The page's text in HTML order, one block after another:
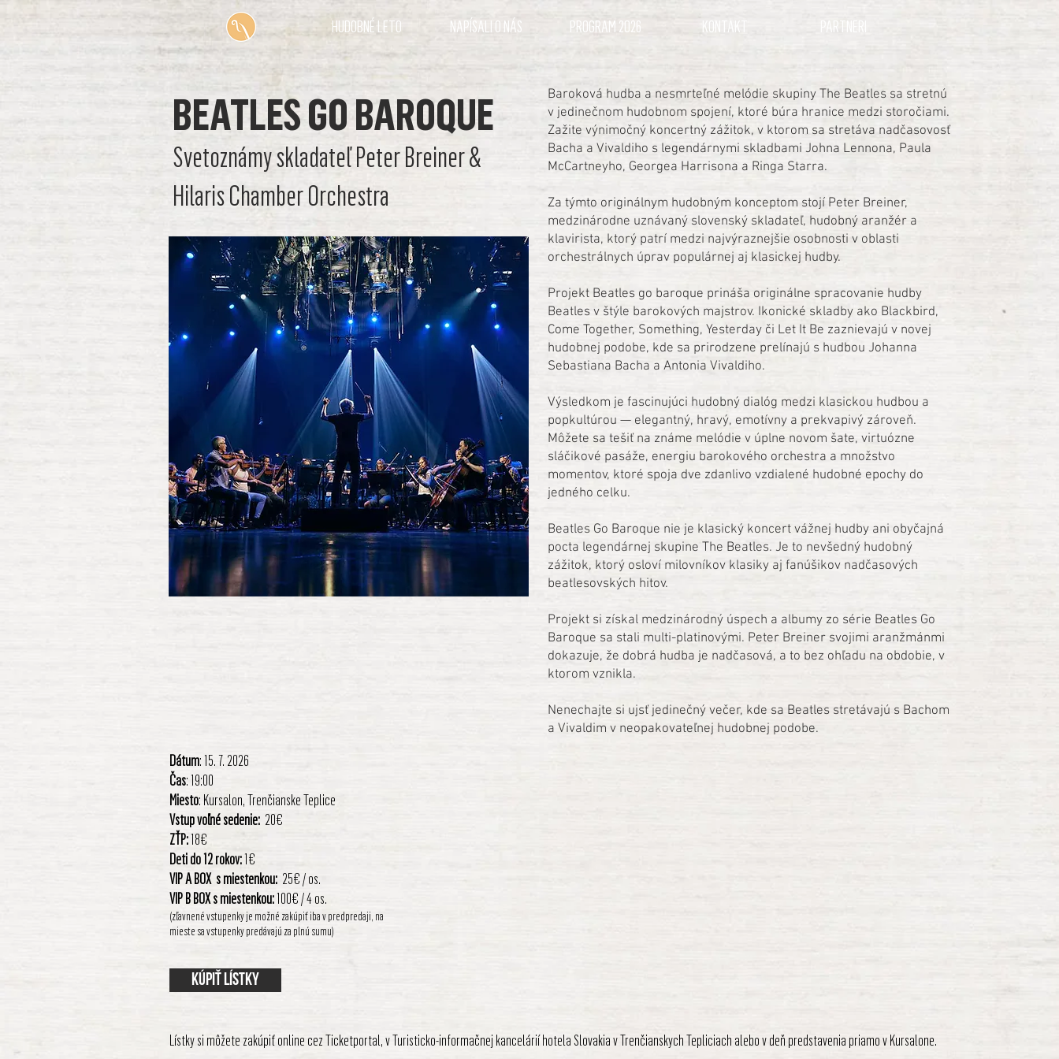
HUDOBNÉ LETO NAPÍSALI O NÁS PROGRAM 2026 KONTAKT PARTNERI
Svetoznámy skladateľ Peter Breiner &
Hilaris Chamber Orchestra
BEATLES GO BAROQUE
Baroková hudba a nesmrteľné melódie skupiny The Beatles sa stretnú
v jedinečnom hudobnom spojení, ktoré búra hranice medzi storočiami.
Zažite výnimočný koncertný zážitok, v ktorom sa stretáva nadčasovosť
Bacha a Vivaldiho s legendárnymi skladbami Johna Lennona, Paula
McCartneyho, Georgea Harrisona a Ringa Starra.
Za týmto originálnym hudobným konceptom stojí Peter Breiner,
medzinárodne uznávaný slovenský skladateľ, hudobný aranžér a
klavirista, ktorý patrí medzi najvýraznejšie osobnosti v oblasti
orchestrálnych úprav populárnej aj klasickej hudby.
Projekt Beatles go baroque prináša originálne spracovanie hudby
Beatles v štýle barokových majstrov. Ikonické skladby ako Blackbird,
Come Together, Something, Yesterday či Let It Be zaznievajú v novej
hudobnej podobe, kde sa prirodzene prelínajú s hudbou Johanna
Sebastiana Bacha a Antonia Vivaldiho.
Výsledkom je fascinujúci hudobný dialóg medzi klasickou hudbou a
popkultúrou — elegantný, hravý, emotívny a prekvapivý zároveň.
Môžete sa tešiť na známe melódie v úplne novom šate, virtuózne
sláčikové pasáže, energiu barokového orchestra a množstvo
momentov, ktoré spoja dve zdanlivo vzdialené hudobné epochy do
jedného celku.
Beatles Go Baroque nie je klasický koncert vážnej hudby ani obyčajná
pocta legendárnej skupine The Beatles. Je to nevšedný hudobný
zážitok, ktorý osloví milovníkov klasiky aj fanúšikov nadčasových
beatlesovských hitov.
Projekt si získal medzinárodný úspech a albumy zo série Beatles Go
Baroque sa stali multi-platinovými. Peter Breiner svojimi aranžmánmi
dokazuje, že dobrá hudba je nadčasová, a to bez ohľadu na obdobie, v
ktorom vznikla.
Nenechajte si ujsť jedinečný večer, kde sa Beatles stretávajú s Bachom
a Vivaldim v neopakovateľnej hudobnej podobe.
Dátum: 15. 7. 2026
Čas: 19:00
Miesto: Kursalon, Trenčianske Teplice
Vstup voľné sedenie: 20€
ZŤP:18€
Deti do 12 rokov:1€
VIP A BOX s miestenkou: 25€ / os.
VIP B BOX s miestenkou:100€ / 4 os.
(zľavnené vstupenky je možné zakúpiť iba v predpredaji, na
mieste sa vstupenky predávajú za plnú sumu)
Kúpiť lístky
Lístky si môžete zakúpiť online cez Ticketportal, vTuristicko-informačnej kancelárií hotela Slovakia v Trenčianskych Tepliciach alebo v deň predstavenia priamo v Kursalone.